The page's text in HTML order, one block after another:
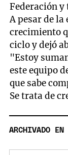
Federación
A pesar de
crecimiento
ciclo y dejó
"Estoy
este equipo
que sabe
Se trata de
ARCHIVADO EN